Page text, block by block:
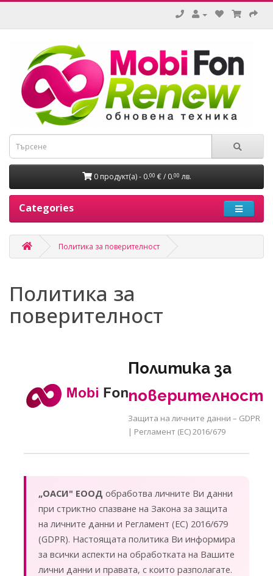
0 продукт(а) - 0.00 € / 0.00 лв.
Categories
Политика за поверителност
Политика за
поверителност
Политика за
поверителност
Защита на личните данни – GDPR
| Регламент (ЕС) 2016/679
„ОАСИ" ЕООД обработва личните Ви данни
при стриктно спазване на Закона за защита
на личните данни и Регламент (ЕС) 2016/679
(GDPR). Настоящата политика Ви информира
за всички аспекти на обработката на Вашите
лични данни и правата, с които разполагате.